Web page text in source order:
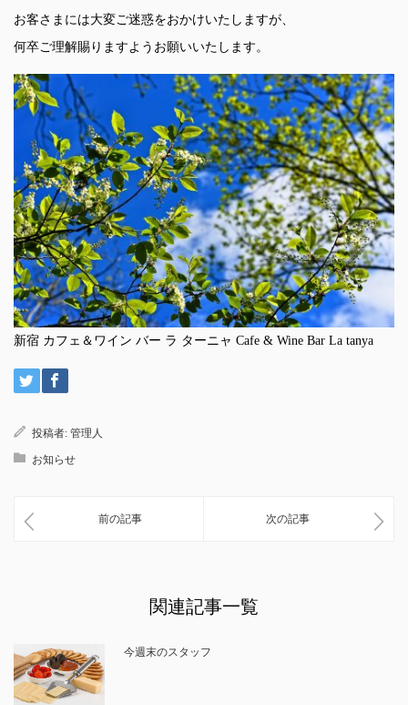
お客さまには大変ご迷惑をおかけいたしますが、
何卒ご理解賜りますようお願いいたします。
新宿 カフェ＆ワイン バー ラ ターニャ Cafe & Wine Bar La tanya
投稿者: 管理人
お知らせ
前の記事 次の記事
関連記事一覧
今週末のスタッフ